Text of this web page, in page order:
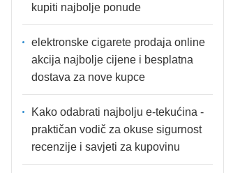
kupiti najbolje ponude
elektronske cigarete prodaja online
akcija najbolje cijene i besplatna
dostava za nove kupce
Kako odabrati najbolju e-tekućina -
praktičan vodič za okuse sigurnost
recenzije i savjeti za kupovinu